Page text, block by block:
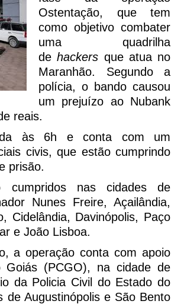
Ostentação, que tem
como objetivo combater
uma quadrilha
dehackers que atua no
Maranhão. Segundo a
polícia, o bando causou
um prejuízo ao Nubank
reais.
às 6h e conta com um
civis, que estão cumprindo
prisão.
cumpridos nas cidades de
Nunes Freire, Açailândia,
Cidelândia, Davinópolis, Paço
e João Lisboa.
a operação conta com apoio
(PCGO), na cidade de
da Policia Civil do Estado do
de Augustinópolis e São Bento